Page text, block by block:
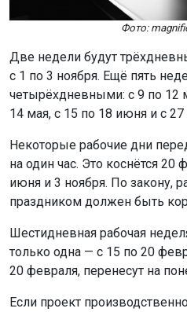
Фото:
Две недели будут
с 1 по 3 ноября. Ещё пять
четырёхдневными: с 9 по 12
14 мая, с 15 по 18 июня и с 27
Некоторые рабочие дни
на один час. Это коснётся 20
июня и 3 ноября. По закону,
праздником должен быть
Шестидневная рабочая
только одна — с 15 по 20
20 февраля, перенесут на
Если проект